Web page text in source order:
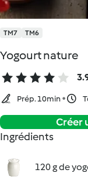
TM7 TM6
Yogourt nature
Prép. 10min
Créer
Ingrédients
120 g de